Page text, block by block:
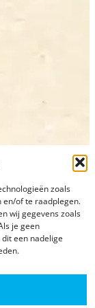
zoals
en/of te raadplegen.
wij gegevens zoals
je geen
een nadelige